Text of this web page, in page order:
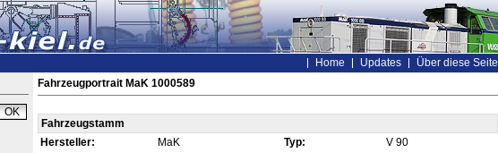
Home Updates Über diese Seite
Fahrzeugportrait MaK 1000589
Fahrzeugstamm
Hersteller:
MaK Typ: V 90